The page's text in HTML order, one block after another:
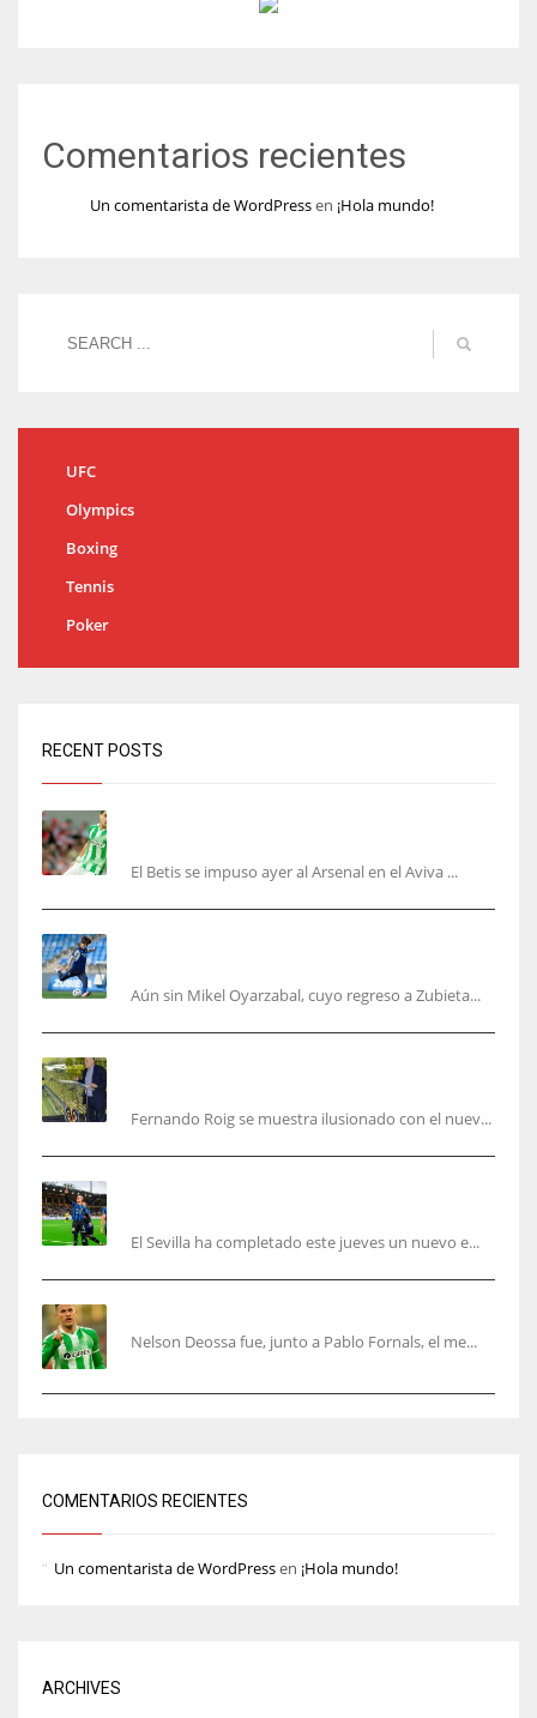
Comentarios recientes
Un comentarista de WordPressen ¡Hola mundo!
UFC
Olympics
Boxing
Tennis
Poker
RECENT POSTS
El Betis se impuso ayer al Arsenal en el Aviva ...
Aún sin Mikel Oyarzabal, cuyo regreso a Zubieta...
Fernando Roig se muestra ilusionado con el nuev...
El Sevilla ha completado este jueves un nuevo e...
Nelson Deossa fue, junto a Pablo Fornals, el me...
COMENTARIOS RECIENTES
Un comentarista de WordPressen ¡Hola mundo!
ARCHIVES